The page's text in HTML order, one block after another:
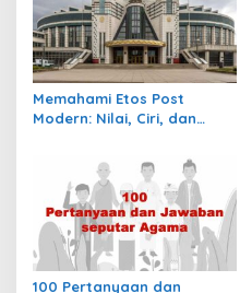
s
i
p
o
Memahami Etos Post
Modern: Nilai, Ciri, dan
Masyarakat Kontemporer
100 Pertanyaan dan